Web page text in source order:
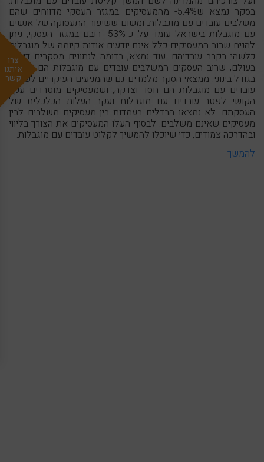
צרו
איתנו
קשר
בסקר נמצא ש5.4%- מהמעסיקים במגזר העסקי מדווחים שהם
משלבים עובדים עם מוגבלות. ומשום ששיעור התעסוקה של אנשים
עם מוגבלות בישראל עומד על כ-53%- רובם במגזר העסקי, ניתן
להניח שרוב המעסיקים כלל אינם יודעים אודות קיומה של מוגבלות
כלשהי בקרב עובדיהם. עוד נמצא, בדומה לנתונים מסקרים דומים
בעולם, שרוב העסקים המשלבים עובדים עם מוגבלות הם עסקים
בגודל בינוני. ממצאי הסקר מלמדים גם שהמניעים העיקריים לשילוב
עובדים עם מוגבלות הם חסד וצדקה, ושמעסיקים מוטרדים עקב
הקושי לפטר עובדים עם מוגבלות ועקב העלות הכלכלית של
העסקתם. לא נמצאו הבדלים בעמדות בין מעסיקים משלבים לבין
מעסיקים שאינם משלבים. לבסוף העלו המעסיקים את הצורך בליווי
ובהדרכה צמודים, כדי שיוכלו להמשיך לקלוט עובדים עם מוגבלות.
להמשך